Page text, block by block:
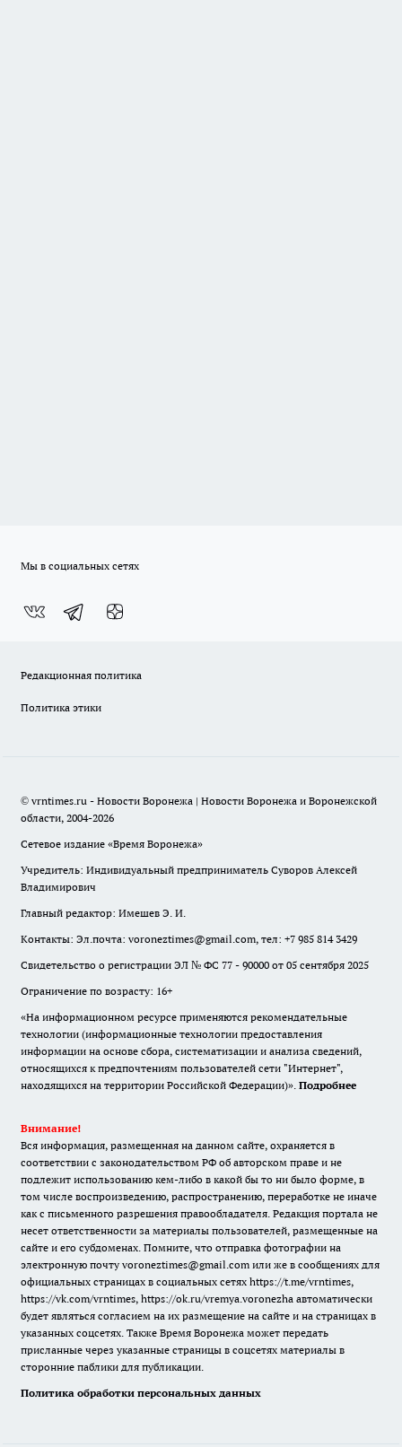
Мы в социальных сетях
Редакционная политика
Политика этики
© vrntimes.ru - Новости Воронежа | Новости Воронежа и Воронежской
области, 2004-2026
Сетевое издание «Время Воронежа»
Учредитель: Индивидуальный предприниматель Суворов Алексей
Владимирович
Главный редактор: Имешев Э. И.
Контакты: Эл.почта: voroneztimes@gmail.com, тел: +7 985 814 3429
Свидетельство о регистрации ЭЛ № ФС 77 - 90000 от 05 сентября 2025
Ограничение по возрасту: 16+
«На информационном ресурсе применяются рекомендательные
технологии (информационные технологии предоставления
информации на основе сбора, систематизации и анализа сведений,
относящихся к предпочтениям пользователей сети "Интернет",
находящихся на территории Российской Федерации)». Подробнее
Внимание!
Вся информация, размещенная на данном сайте, охраняется в
соответствии с законодательством РФ об авторском праве и не
подлежит использованию кем-либо в какой бы то ни было форме, в
том числе воспроизведению, распространению, переработке не иначе
как с письменного разрешения правообладателя. Редакция портала не
несет ответственности за материалы пользователей, размещенные на
сайте и его субдоменах. Помните, что отправка фотографии на
электронную почту voroneztimes@gmail.com или же в сообщениях для
официальных страницах в социальных сетях https://t.me/vrntimes,
https://vk.com/vrntimes, https://ok.ru/vremya.voronezha автоматически
будет являться согласием на их размещение на сайте и на страницах в
указанных соцсетях. Также Время Воронежа может передать
присланные через указанные страницы в соцсетях материалы в
сторонние паблики для публикации.
Политика обработки персональных данных